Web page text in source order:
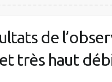
de
très haut